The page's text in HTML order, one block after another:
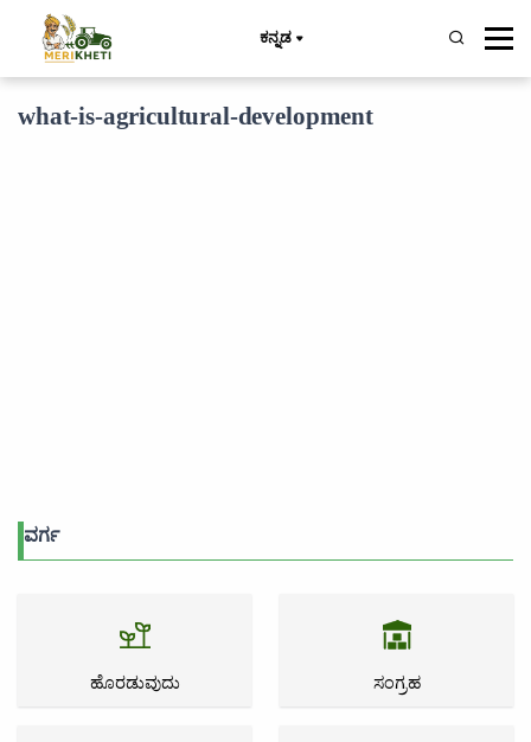
ಕನ್ನಡ
what-is-agricultural-development
ವರ್ಗ
ಹೊರಡುವುದು ಸಂಗ್ರಹ